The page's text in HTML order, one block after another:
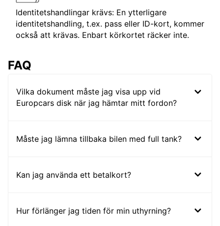
Identitetshandlingar krävs: En ytterligare
identitetshandling, t.ex. pass eller ID-kort, kommer
också att krävas. Enbart körkortet räcker inte.
FAQ
Vilka dokument måste jag visa upp vid
Europcars disk när jag hämtar mitt fordon?
Måste jag lämna tillbaka bilen med full tank?
Kan jag använda ett betalkort?
Hur förlänger jag tiden för min uthyrning?